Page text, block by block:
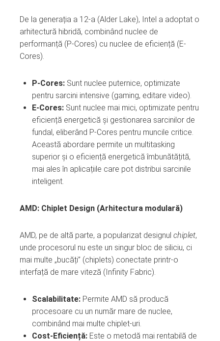
De la generația a 12-a (Alder Lake), Intel a adoptat o
arhitectură hibridă, combinând nuclee de
performanță (P-Cores) cu nuclee de eficiență (E-
Cores).
P-Cores: Sunt nuclee puternice, optimizate
pentru sarcini intensive (gaming, editare video).
E-Cores: Sunt nuclee mai mici, optimizate pentru
eficiență energetică și gestionarea sarcinilor de
fundal, eliberând P-Cores pentru muncile critice.
Această abordare permite un multitasking
superior și o eficiență energetică îmbunătățită,
mai ales în aplicațiile care pot distribui sarcinile
inteligent.
AMD: Chiplet Design (Arhitectura modulară)
AMD, pe de altă parte, a popularizat designul chiplet,
unde procesorul nu este un singur bloc de siliciu, ci
mai multe „bucăți” (chiplets) conectate printr-o
interfață de mare viteză (Infinity Fabric).
Scalabilitate: Permite AMD să producă
procesoare cu un număr mare de nuclee,
combinând mai multe chiplet-uri.
Cost-Eficiență: Este o metodă mai rentabilă de